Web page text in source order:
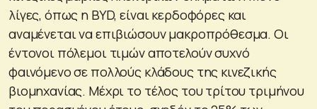
λίγες, όπως η BYD, είναι κερδοφόρες και
αναμένεται να επιβιώσουν μακροπρόθεσμα. Οι
έντονοι πόλεμοι τιμών αποτελούν συχνό
φαινόμενο σε πολλούς κλάδους της κινεζικής
βιομηχανίας. Μέχρι το τέλος του τρίτου τριμήνου